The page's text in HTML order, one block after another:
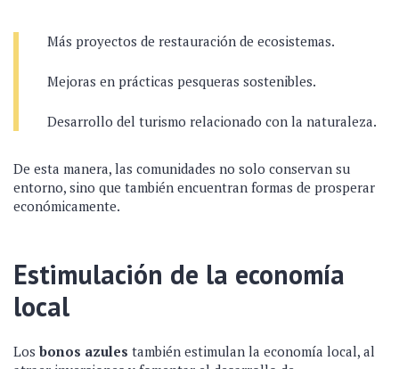
Más proyectos de restauración de ecosistemas.
Mejoras en prácticas pesqueras sostenibles.
Desarrollo del turismo relacionado con la naturaleza.
De esta manera, las comunidades no solo conservan su
entorno, sino que también encuentran formas de prosperar
económicamente.
Estimulación de la economía
local
Los bonos azules también estimulan la economía local, al